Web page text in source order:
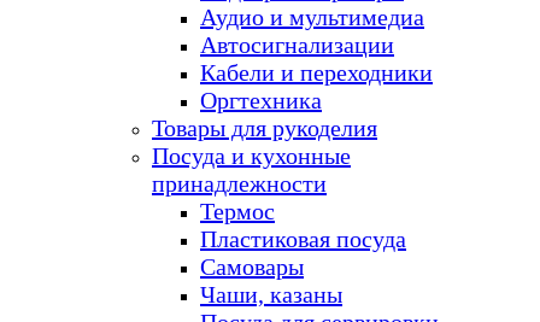
Аудио и мультимедиа
Автосигнализации
Кабели и переходники
Оргтехника
Товары для рукоделия
Посуда и кухонные
принадлежности
Термос
Пластиковая посуда
Самовары
Чаши, казаны